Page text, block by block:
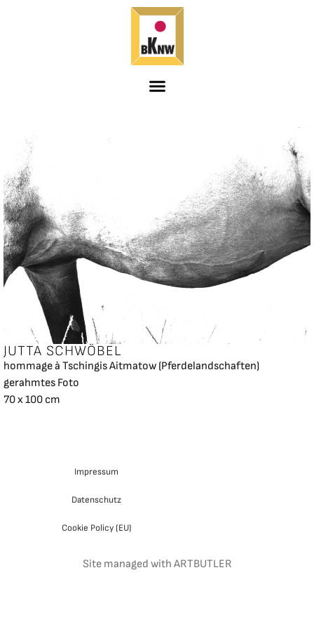
JUTTA SCHWÖBEL
hommage à Tschingis Aitmatow (Pferdelandschaften)
gerahmtes Foto
70 x 100 cm
Impressum
Datenschutz
Cookie Policy (EU)
Site managed with ARTBUTLER